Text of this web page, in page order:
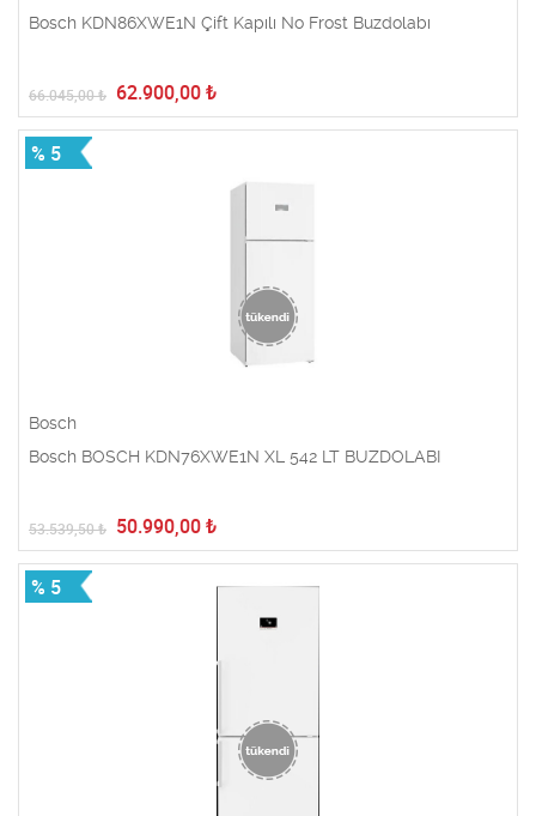
Bosch KDN86XWE1N Çift Kapılı No Frost Buzdolabı
66.045,00₺ 62.900,00 ₺
% 5
Bosch
Bosch BOSCH KDN76XWE1N XL 542 LT BUZDOLABI
53.539,50₺ 50.990,00 ₺
% 5